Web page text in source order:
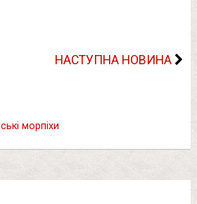
НАСТУПНА НОВИНА
морпіхи